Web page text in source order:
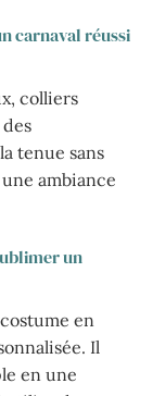
carnaval réussi
colliers
tenue sans
ambiance
un
en
Il
en une